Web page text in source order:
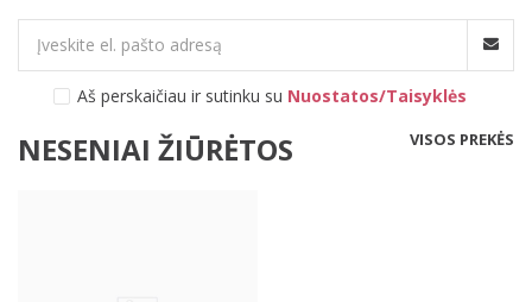
Aš perskaičiau ir sutinku su Nuostatos/Taisyklės
NESENIAI ŽIŪRĖTOS VISOS PREKĖS